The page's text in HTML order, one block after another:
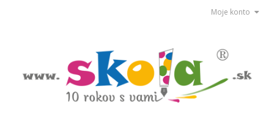
Moje konto